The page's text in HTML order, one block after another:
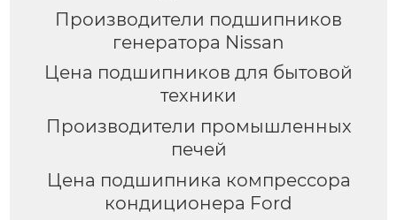
Производители подшипников
генератора Nissan
Цена подшипников для бытовой
техники
Производители промышленных
печей
Цена подшипника компрессора
кондиционера Ford